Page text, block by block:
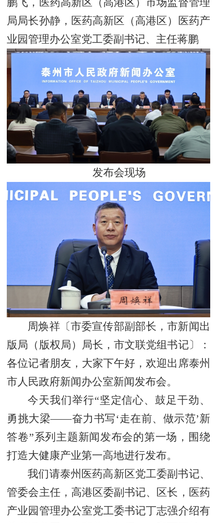
鹏飞，医药高新区（高港区）市场监督管理
局局长孙静，医药高新区（高港区）医药产
业园管理办公室党工委副书记、主任蒋鹏
发布会现场
周焕祥〔市委宣传部副部长，市新闻出
版局（版权局）局长，市文联党组书记〕：
各位记者朋友，大家下午好，欢迎出席泰州
市人民政府新闻办公室新闻发布会。
今天我们举行“坚定信心、鼓足干劲、
勇挑大梁——奋力书写‘走在前、做示范’新
答卷”系列主题新闻发布会的第一场，围绕
打造大健康产业第一高地进行发布。
我们请泰州医药高新区党工委副书记、
管委会主任，高港区委副书记、区长，医药
产业园管理办公室党工委书记丁志强介绍有